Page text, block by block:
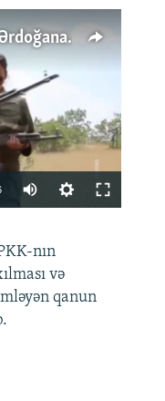
Türkiyənin dönüş nöqtəsi, ya Ərdoğana üçüncü şans: PKK ilə qəfil barışıq nə deməkdir?
480p
available
360p
480p
nın
və
qanun